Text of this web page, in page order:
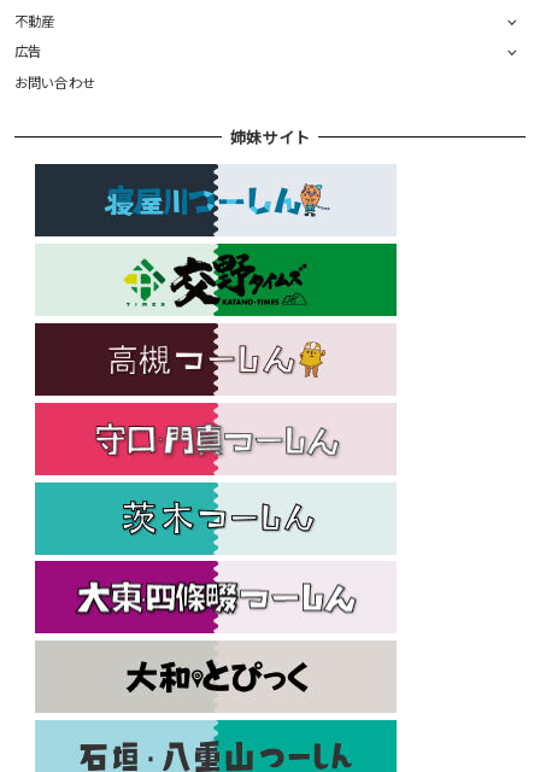
不動産
広告
お問い合わせ
姉妹サイト